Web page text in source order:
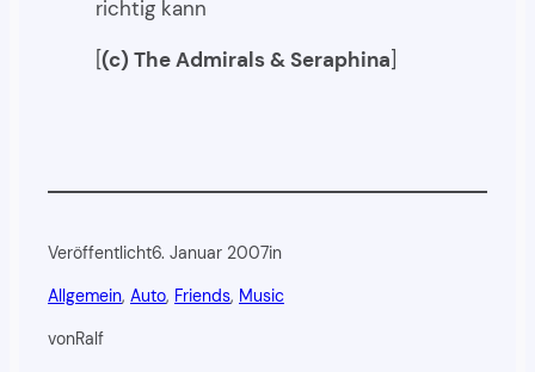
richtig kann
(c) The Admirals & Seraphina
Veröffentlicht6. Januar 2007in
Allgemein, Auto, Friends, Music
vonRalf